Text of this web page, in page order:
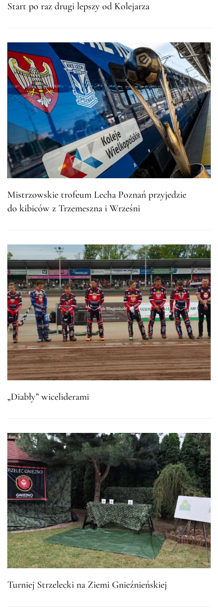
Start po raz drugi lepszy od Kolejarza
Mistrzowskie trofeum Lecha Poznań przyjedzie
do kibiców z Trzemeszna i Wrześni
„Diabły” wiceliderami
Turniej Strzelecki na Ziemi Gnieźnieńskiej